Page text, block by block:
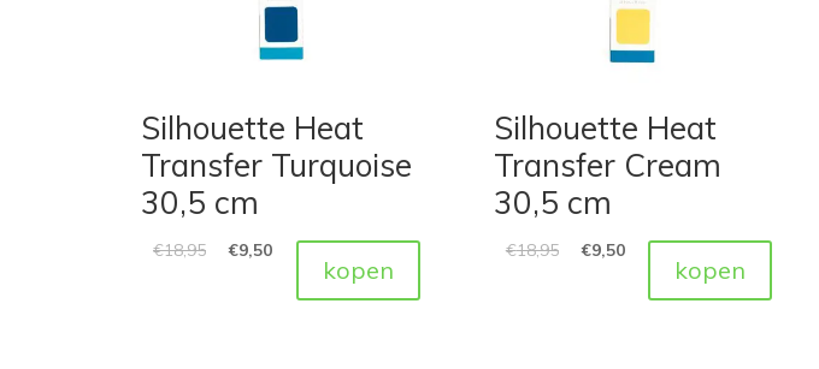
Silhouette Heat
Transfer Turquoise
30,5 cm
€18,95 €9,50
kopen
Silhouette Heat
Transfer Cream
30,5 cm
€18,95 €9,50
kopen